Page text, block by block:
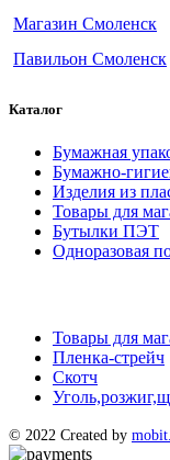
Магазин Смоленск
Павильон Смоленск
Каталог
Бумажная
Бумажно-
Изделия из
Товары для
Бутылки ПЭТ
Одноразовая
Товары для
Пленка-стрейч
Скотч
© 2022 Created by